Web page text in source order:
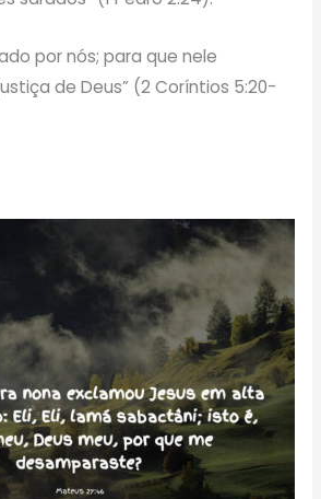
por nós; para que nele
de Deus” (2 Coríntios 5:20-